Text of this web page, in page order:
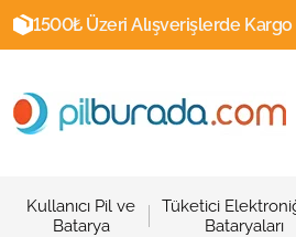
1500₺ Üzeri Alışverişlerde
Kullanıcı Pil ve
Batarya
Tüketici
Bataryaları